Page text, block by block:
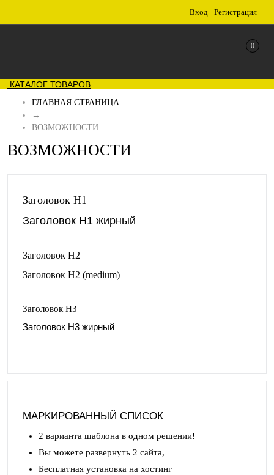
Вход Регистрация
0
КАТАЛОГ ТОВАРОВ
ГЛАВНАЯ СТРАНИЦА
→
ВОЗМОЖНОСТИ
ВОЗМОЖНОСТИ
Заголовок H1
Заголовок H1 жирный
Заголовок H2
Заголовок H2 (medium)
Заголовок H3
Заголовок H3 жирный
МАРКИРОВАННЫЙ СПИСОК
2 варианта шаблона в одном решении!
Вы можете развернуть 2 сайта,
Бесплатная установка на хостинг